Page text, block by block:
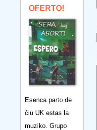
OFERTO!
Esenca parto de
ĉiu UK estas la
muziko. Grupo